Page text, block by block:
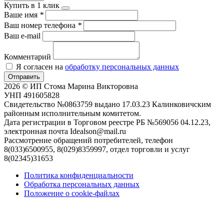
Купить в 1 клик
Ваше имя *
Ваш номер телефона *
Ваш e-mail
Комментарий
Я согласен на обработку персональных данных
Отправить
2026 © ИП Стома Марина Викторовна
УНП 491605828
Свидетельство №0863759 выдано 17.03.23 Калинковичским
районным исполнительным комитетом.
Дата регистрации в Торговом реестре РБ №569056 04.12.23,
электронная почта Idealson@mail.ru
Рассмотрение обращений потребителей, телефон
8(033)6500955, 8(029)8359997, отдел торговли и услуг
8(02345)31653
Политика конфиденциальности
Обработка персональных данных
Положение о cookie-файлах